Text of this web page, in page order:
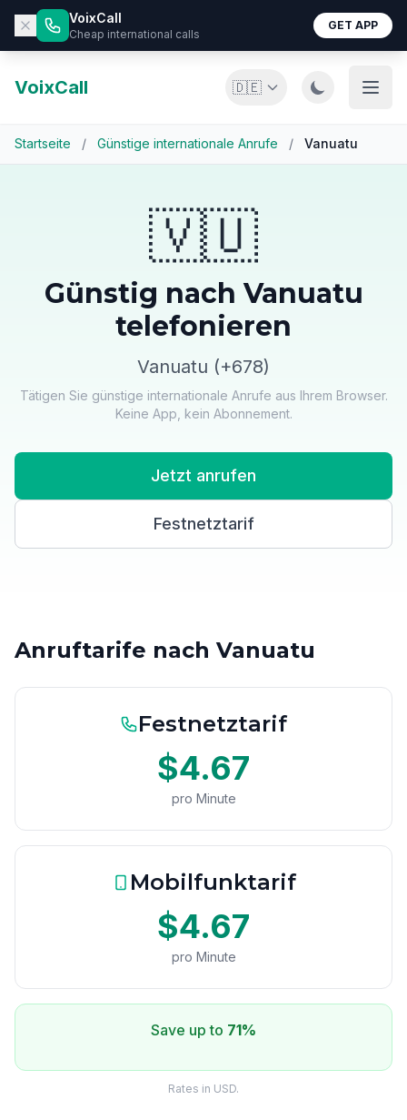
VoixCall
Cheap international calls
GET APP
VoixCall 🇩🇪
Startseite / Günstige internationale Anrufe / Vanuatu
🇻🇺
Günstig nach Vanuatu
telefonieren
Vanuatu (+678)
Tätigen Sie günstige internationale Anrufe aus Ihrem Browser.
Keine App, kein Abonnement.
Jetzt anrufen
Festnetztarif
Anruftarife nach Vanuatu
Festnetztarif
$4.67
pro Minute
Mobilfunktarif
$4.67
pro Minute
Save up to 71%
Rates in USD.